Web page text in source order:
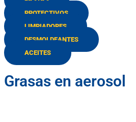
PROTECTIVOS
LIMPIADORES
DESMOLDEANTES
ACEITES
Grasas en aerosol